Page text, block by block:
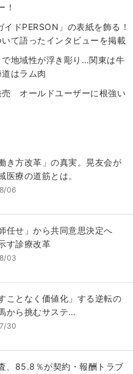
！
ドPERSON」の表紙を飾る！
て語ったインタビューを掲載
で地域性が浮き彫り…関東は牛
はラム肉
売 オールドユーザーに根強い
き方改革」の真実。晃友会が
医療の道筋とは。
06
任せ」から共同意思決定へ
す診療改革
03
ことなく価値化」する逆転の
から挑むサステ…
30
、85.8％が契約・報酬トラブ